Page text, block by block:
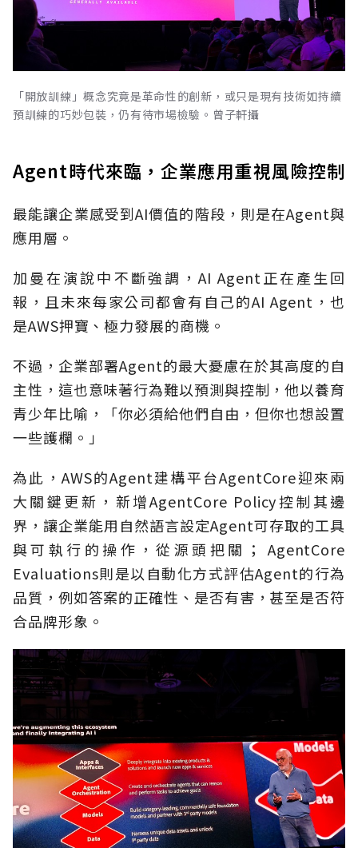
「開放訓練」概念究竟是革命性的創新，或只是現有技術如持續
預訓練的巧妙包裝，仍有待市場檢驗。曾子軒攝
Agent時代來臨，企業應用重視風險控制
最能讓企業感受到AI價值的階段，則是在Agent與
應用層。
加曼在演說中不斷強調，AI Agent正在產生回
報，且未來每家公司都會有自己的AI Agent，也
是AWS押寶、極力發展的商機。
不過，企業部署Agent的最大憂慮在於其高度的自
主性，這也意味著行為難以預測與控制，他以養育
青少年比喻，「你必須給他們自由，但你也想設置
一些護欄。」
為此，AWS的Agent建構平台AgentCore迎來兩
大關鍵更新，新增AgentCore Policy控制其邊
界，讓企業能用自然語言設定Agent可存取的工具
與可執行的操作，從源頭把關； AgentCore
Evaluations則是以自動化方式評估Agent的行為
品質，例如答案的正確性、是否有害，甚至是否符
合品牌形象。